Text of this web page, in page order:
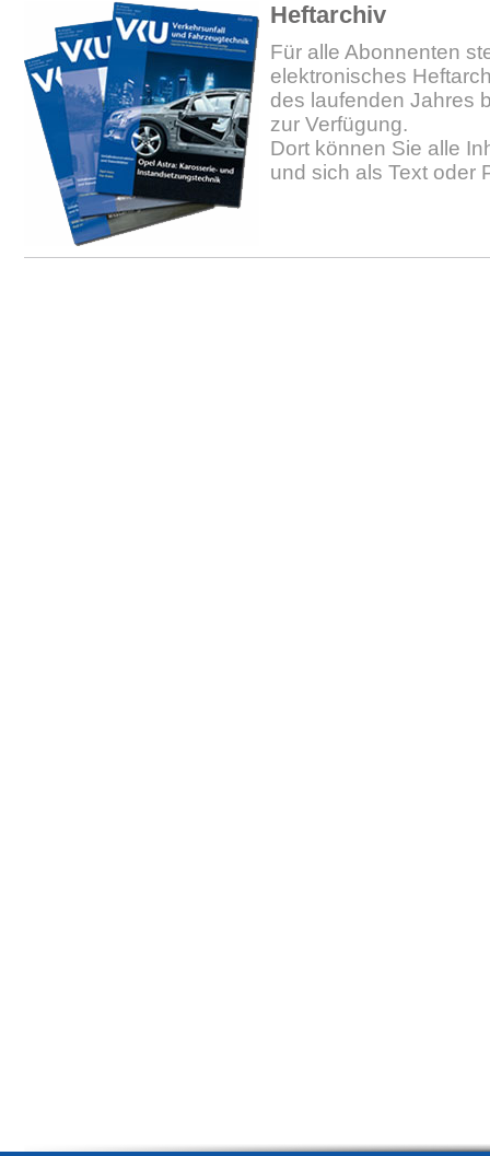
Heftarchiv
Für alle Abonnenten
elektronisches
des laufenden Jahres
zur Verfügung.
Dort können Sie alle
und sich als Text oder